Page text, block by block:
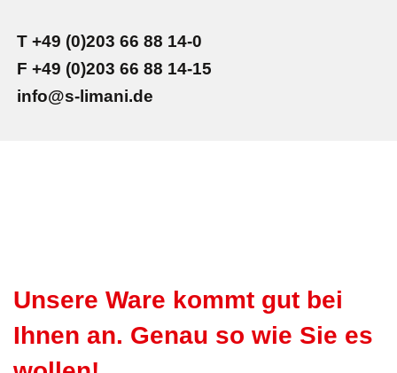
T +49 (0)203 66 88 14-0
F +49 (0)203 66 88 14-15
info@s-limani.de
Unsere Ware kommt gut bei
Ihnen an. Genau so wie Sie es